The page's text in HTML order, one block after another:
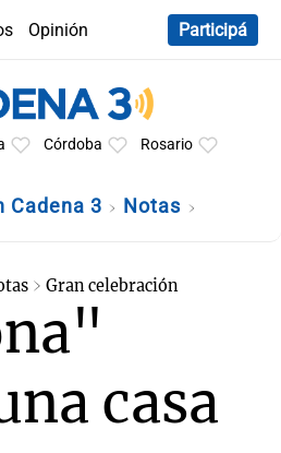
Opinión
Participá
Córdoba Rosario
Cadena 3 Notas
Gran celebración
casa